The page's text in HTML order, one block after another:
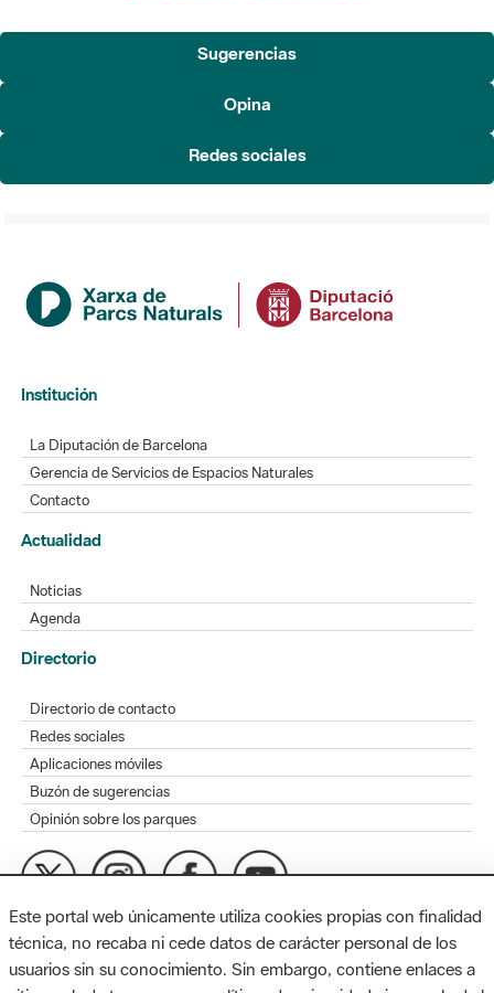
Sugerencias
Opina
Redes sociales
Institución
La Diputación de Barcelona
Gerencia de Servicios de Espacios Naturales
Contacto
Actualidad
Noticias
Agenda
Directorio
Directorio de contacto
Redes sociales
Aplicaciones móviles
Buzón de sugerencias
Opinión sobre los parques
MAPA WEB AVISO LEGAL ACCESIBILIDAD
Diputación de Barcelona. Edifici Llacuna, 1a planta. Badajoz, 49.
Este portal web únicamente utiliza cookies propias con finalidad
técnica, no recaba ni cede datos de carácter personal de los
usuarios sin su conocimiento. Sin embargo, contiene enlaces a